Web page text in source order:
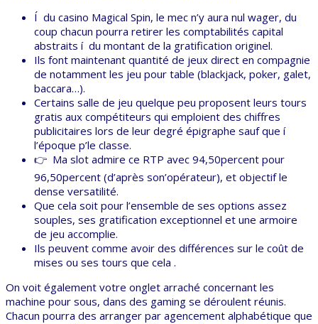
Í du casino Magical Spin, le mec n’y aura nul wager, du
coup chacun pourra retirer les comptabilités capital
abstraits í du montant de la gratification originel.
Ils font maintenant quantité de jeux direct en compagnie
de notamment les jeu pour table (blackjack, poker, galet,
baccara…).
Certains salle de jeu quelque peu proposent leurs tours
gratis aux compétiteurs qui emploient des chiffres
publicitaires lors de leur degré épigraphe sauf que í
l’époque p’le classe.
👉 Ma slot admire ce RTP avec 94,50percent pour
96,50percent (d’après son’opérateur), et objectif le
dense versatilité.
Que cela soit pour l’ensemble de ses options assez
souples, ses gratification exceptionnel et une armoire
de jeu accomplie.
Ils peuvent comme avoir des différences sur le coût de
mises ou ses tours que cela .
On voit également votre onglet arraché concernant les
machine pour sous, dans des gaming se déroulent réunis.
Chacun pourra des arranger par agencement alphabétique que